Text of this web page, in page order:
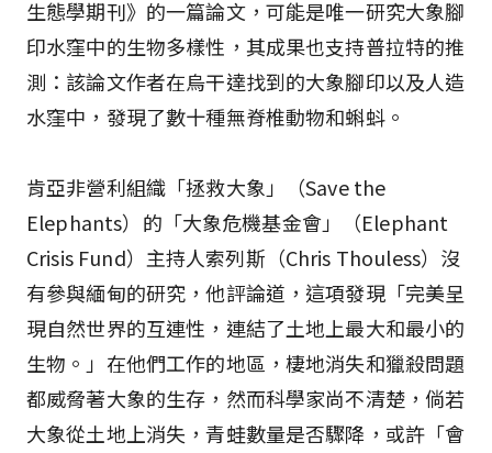
生態學期刊》的一篇論文，可能是唯一研究大象腳
印水窪中的生物多樣性，其成果也支持普拉特的推
測：該論文作者在烏干達找到的大象腳印以及人造
水窪中，發現了數十種無脊椎動物和蝌蚪。
肯亞非營利組織「拯救大象」（Save the
Elephants）的「大象危機基金會」（Elephant
Crisis Fund）主持人索列斯（Chris Thouless）沒
有參與緬甸的研究，他評論道，這項發現「完美呈
現自然世界的互連性，連結了土地上最大和最小的
生物。」在他們工作的地區，棲地消失和獵殺問題
都威脅著大象的生存，然而科學家尚不清楚，倘若
大象從土地上消失，青蛙數量是否驟降，或許「會